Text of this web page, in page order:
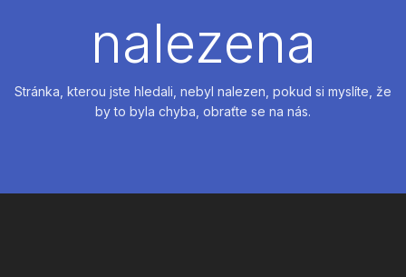
nalezena
Stránka, kterou jste hledali, nebyl nalezen, pokud si myslíte, že
by to byla chyba, obraťte se na nás.